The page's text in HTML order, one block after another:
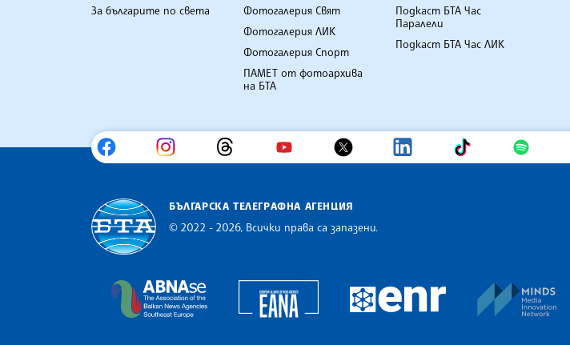
За българите по света
Фотогалерия Свят
Фотогалерия ЛИК
Фотогалерия Спорт
ПАМЕТ от фотоархива
на БТА
Подкаст БТА Час
Паралели
Подкаст БТА Час ЛИК
БЪЛГАРСКА ТЕЛЕГРАФНА АГЕНЦИЯ
© 2022 - 2026, Всички права са запазени.
The Assocoation of the Balkan News Agencies Southeast Europe
European Alliance of News Agencies
European Newsroom